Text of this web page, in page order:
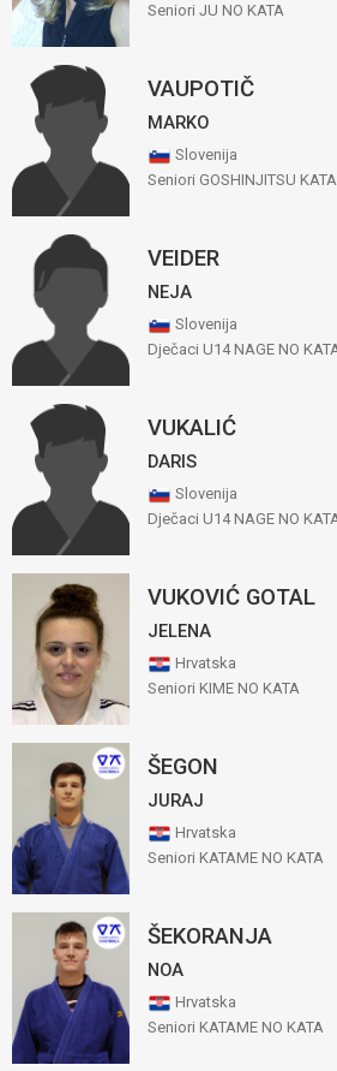
Seniori JU NO KATA
VAUPOTIČ
MARKO
Slovenija
Seniori GOSHINJITSU KATA
VEIDER
NEJA
Slovenija
Dječaci U14 NAGE NO
VUKALIĆ
DARIS
Slovenija
Dječaci U14 NAGE NO
VUKOVIĆ GOTAL
JELENA
Hrvatska
Seniori KIME NO KATA
ŠEGON
JURAJ
Hrvatska
Seniori KATAME NO KATA
ŠEKORANJA
NOA
Hrvatska
Seniori KATAME NO KATA